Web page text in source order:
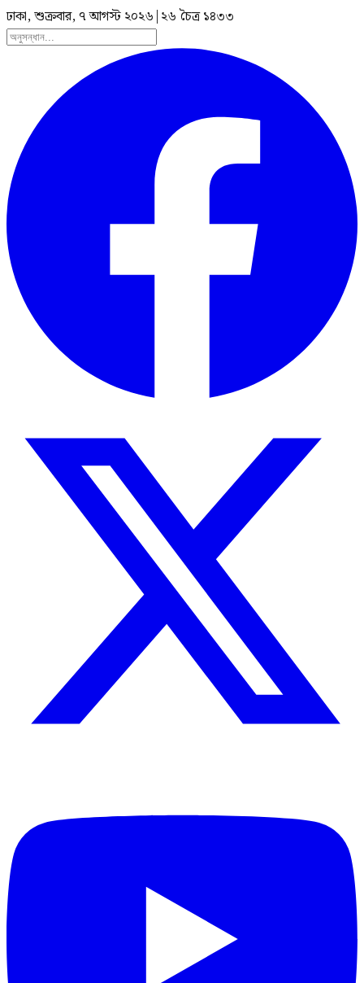
ঢাকা, শুক্রবার, ৭ আগস্ট ২০২৬ | ২৬ চৈত্র ১৪৩৩